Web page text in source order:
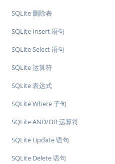
SQLite 删除表
SQLite Insert 语句
SQLite Select 语句
SQLite 运算符
SQLite 表达式
SQLite Where 子句
SQLite AND/OR 运算符
SQLite Update 语句
SQLite Delete 语句